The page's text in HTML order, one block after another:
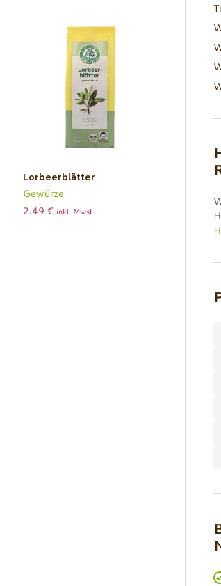
Lorbeerblätter
Gewürze
2.49 € inkl. Mwst